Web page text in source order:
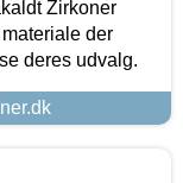
Zirkoner
der
deres udvalg.